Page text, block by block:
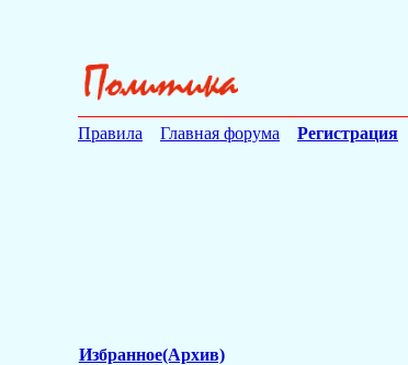
Правила Главная форума Регистрация
Избранное(Архив)